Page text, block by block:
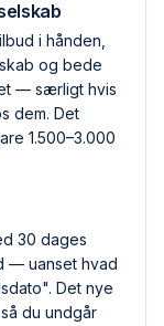
i hånden,
og bede
— særligt hvis
dem. Det
1.500–3.000
30 dages
— uanset hvad
Det nye
du undgår